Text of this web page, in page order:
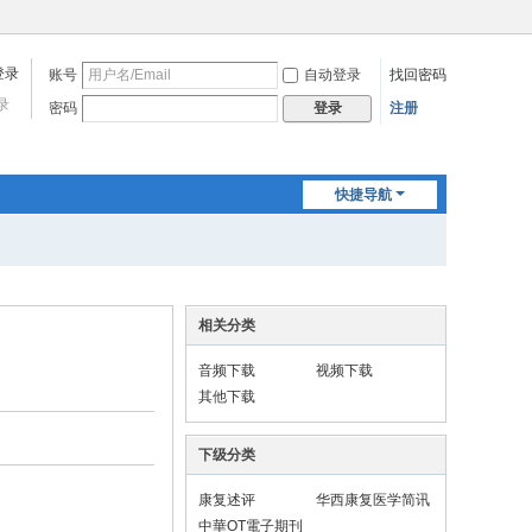
账号 自动登录
找回密码
密码
登录 注册
快捷导航
相关分类
音频下载
视频下载
其他下载
下级分类
康复述评
华西康复医学简讯
中華OT電子期刊